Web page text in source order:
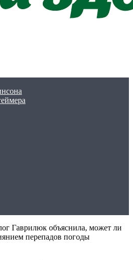
Гаврилюк объяснила, может ли
перепадов погоды